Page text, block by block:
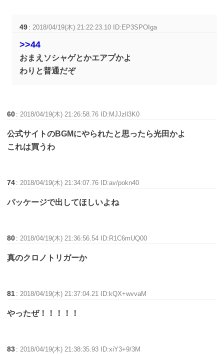
49 :2018/04/19(木) 21:22:23.10 ID:EP3SPOIga
>>44
おまえソシャゲとかエアプかよ
わりと普通だぞ
60 :2018/04/19(木) 21:26:58.76 ID:MJJzll3K0
公式サイトのBGMにやられたと思ったら光田かよ
これは買うわ
74 :2018/04/19(木) 21:34:07.76 ID:av/pokn40
パッケージで出してほしいよね
80 :2018/04/19(木) 21:36:56.54 ID:R1C6mUQ00
真のクロノトリガーか
81 :2018/04/19(木) 21:37:04.21 ID:kQX+wvvaM
やったぜ！！！！！
83 :2018/04/19(木) 21:38:35.93 ID:xiY3+9/3M